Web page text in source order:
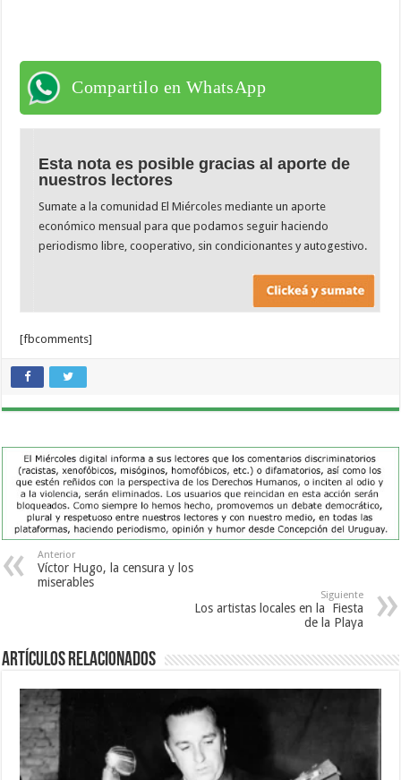
Compartilo en WhatsApp
Esta nota es posible gracias al aporte de
nuestros lectores
Sumate a la comunidad El Miércoles mediante un aporte
económico mensual para que podamos seguir haciendo
periodismo libre, cooperativo, sin condicionantes y autogestivo.
[fbcomments]
Anterior
Víctor Hugo, la censura y los
miserables
Siguiente
Los artistas locales en la Fiesta
de la Playa
Artículos Relacionados